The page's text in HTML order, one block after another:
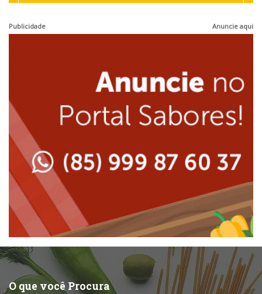
Japonesa e Oriental
Lanchonetes
Massas
Peixes e Frutos do Mar
Pizzarias
Peixes e Frutos do Mar
Pizzarias
Portuguesa
Sobremesas e sorvetes
Publicidade Anuncie aqui
O que você Procura